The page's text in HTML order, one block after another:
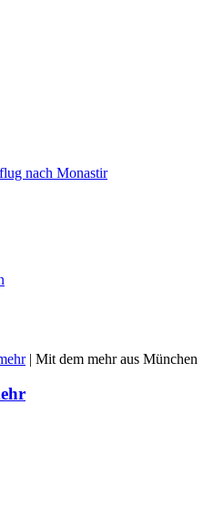
nach Monastir
| Mit dem mehr aus München